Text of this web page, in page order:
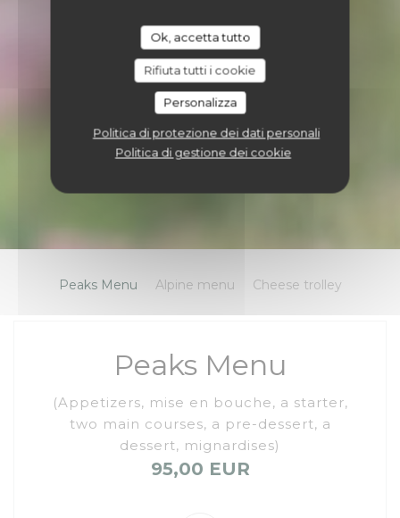
Ok, accetta tutto
Rifiuta tutti i cookie
Personalizza
Politica di protezione dei dati personali
Politica di gestione dei cookie
Peaks Menu Alpine menu Cheese trolley
Peaks Menu
(Appetizers, mise en bouche, a starter,
two main courses, a pre-dessert, a
dessert, mignardises)
95,00 EUR